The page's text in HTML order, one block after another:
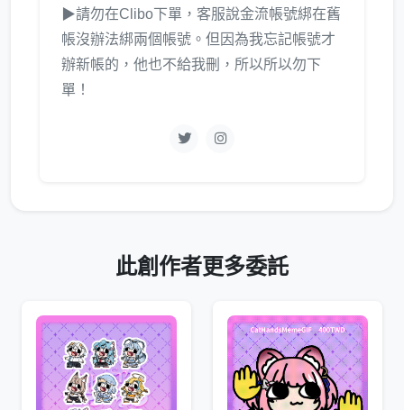
▶請勿在Clibo下單，客服說金流帳號綁在舊
帳沒辦法綁兩個帳號。但因為我忘記帳號才
辦新帳的，他也不給我刪，所以所以勿下
單！
此創作者更多委託